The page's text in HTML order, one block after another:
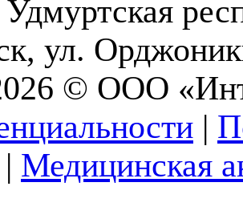
ул.
© ООО
|
| Медицинская